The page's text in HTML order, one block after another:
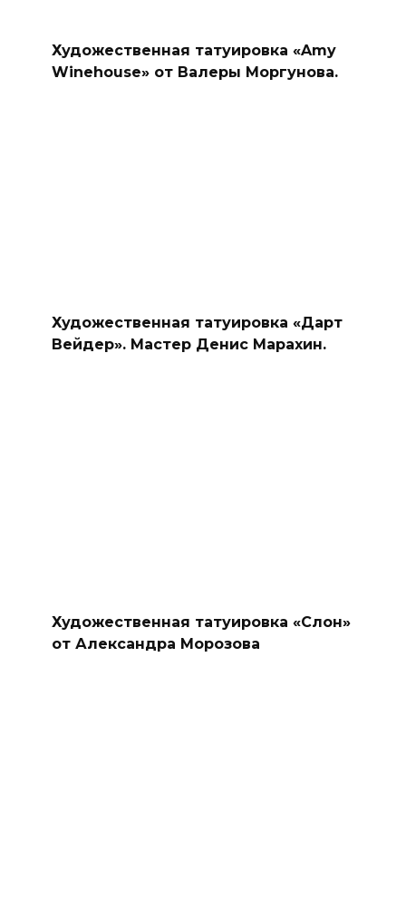
Художественная татуировка «Amy
Winehouse» от Валеры Моргунова.
Художественная татуировка «Дарт
Вейдер». Мастер Денис Марахин.
Художественная татуировка «Слон»
от Александра Морозова